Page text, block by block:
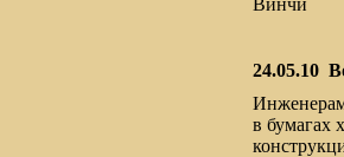
Винчи
24.05.10
в бумагах